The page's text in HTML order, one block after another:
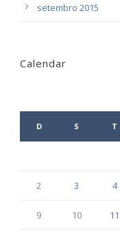
setembro 2015
Calendar
D S T
2 3 4
9 10 11